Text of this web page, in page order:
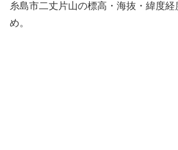
糸島市二丈片山の標高・海抜・緯度経
め。